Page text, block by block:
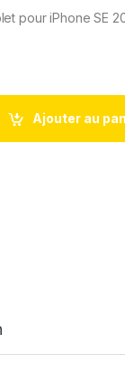
pour iPhone SE
remplacement
Ajouter au